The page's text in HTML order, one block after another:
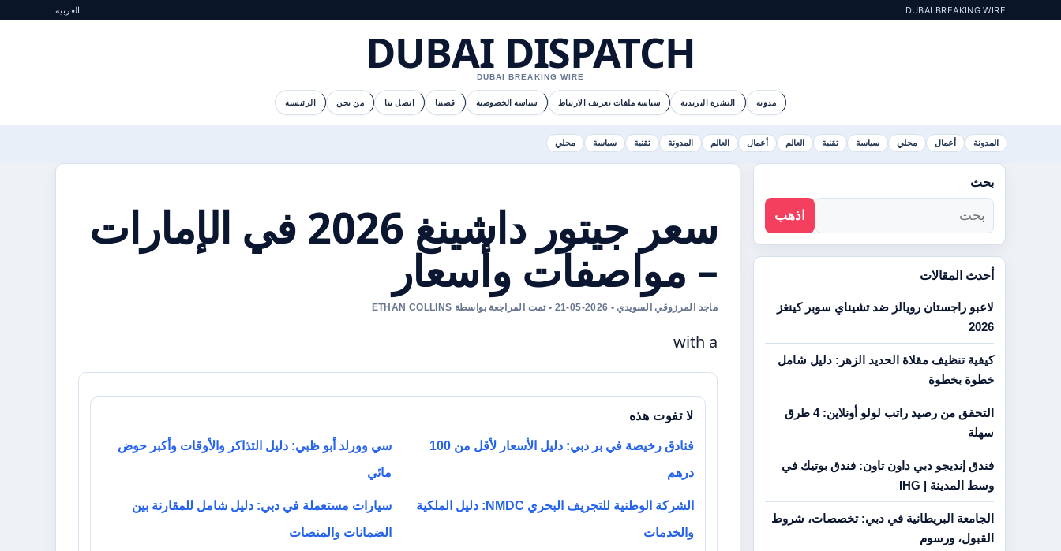
DUBAI BREAKING WIRE العربية
DUBAI DISPATCH
DUBAI BREAKING WIRE
الرئيسية من نحن اتصل بنا قصتنا سياسة الخصوصية سياسة ملفات تعريف الارتباط النشرة البريدية مدونة
المدونة أعمال محلي سياسة تقنية العالم أعمال العالم المدونة تقنية سياسة محلي
سعر جيتور داشينغ 2026 في الإمارات
– مواصفات وأسعار
ماجد المرزوقي السويدي • 2026-05-21 • تمت المراجعة بواسطة ETHAN COLLINS
with a
لا تفوت هذه
فنادق رخيصة في بر دبي: دليل الأسعار لأقل من 100
درهم
سي وورلد أبو ظبي: دليل التذاكر والأوقات وأكبر حوض
مائي
الشركة الوطنية للتجريف البحري NMDC: دليل الملكية
والخدمات
سيارات مستعملة في دبي: دليل شامل للمقارنة بين
الضمانات والمنصات
بحث
اذهب
أحدث المقالات
لاعبو راجستان رويالز ضد تشيناي سوبر كينغز
2026
كيفية تنظيف مقلاة الحديد الزهر: دليل شامل
خطوة بخطوة
التحقق من رصيد راتب لولو أونلاين: 4 طرق
سهلة
فندق إنديجو دبي داون تاون: فندق بوتيك في
وسط المدينة | IHG
الجامعة البريطانية في دبي: تخصصات، شروط
القبول، ورسوم